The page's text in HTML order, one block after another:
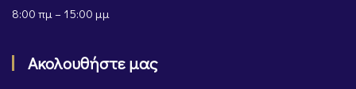
8:00 πμ – 15:00 μμ
Ακολουθήστε μας